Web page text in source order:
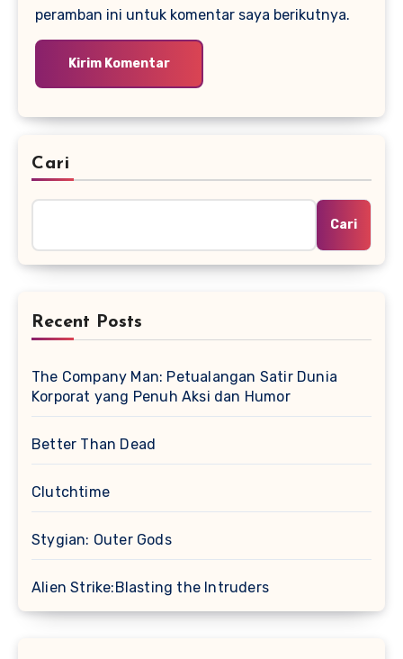
peramban ini untuk komentar saya berikutnya.
Cari
Cari
Recent Posts
The Company Man: Petualangan Satir Dunia
Korporat yang Penuh Aksi dan Humor
Better Than Dead
Clutchtime
Stygian: Outer Gods
Alien Strike:Blasting the Intruders